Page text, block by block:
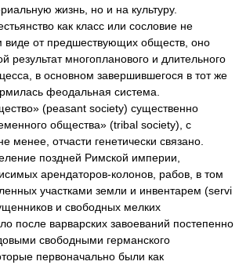
жизнь, но и на культуру.
как класс или сословие не
виде от предшествующих обществ, оно
результат многопланового и длительного
в основном завершившегося в тот же
феодальная система.
(peasant society) существенно
общества» (tribal society), с
менее, отчасти генетически связано.
поздней Римской империи,
арендаторов-колонов, рабов, в том
участками земли и инвентарем (servi
и свободных мелких
после варварских завоеваний постепенно
свободными германского
первоначально были как